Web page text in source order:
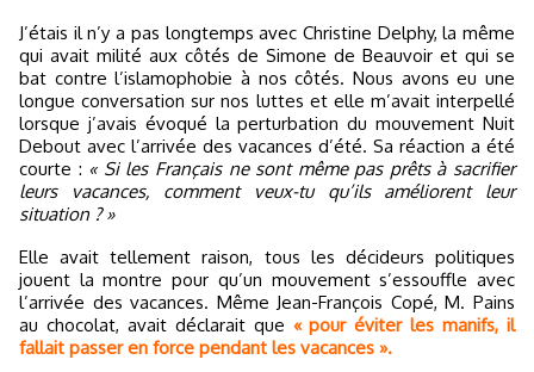
J’étais il n’y a pas longtemps avec Christine Delphy, la même
qui avait milité aux côtés de Simone de Beauvoir et qui se
bat contre l’islamophobie à nos côtés. Nous avons eu une
longue conversation sur nos luttes et elle m’avait interpellé
lorsque j’avais évoqué la perturbation du mouvement Nuit
Debout avec l’arrivée des vacances d’été. Sa réaction a été
courte : « Si les Français ne sont même pas prêts à sacrifier
leurs vacances, comment veux-tu qu’ils améliorent leur
situation ? »
Elle avait tellement raison, tous les décideurs politiques
jouent la montre pour qu’un mouvement s’essouffle avec
l’arrivée des vacances. Même Jean-François Copé, M. Pains
au chocolat, avait déclarait que « pour éviter les manifs, il
fallait passer en force pendant les vacances ».